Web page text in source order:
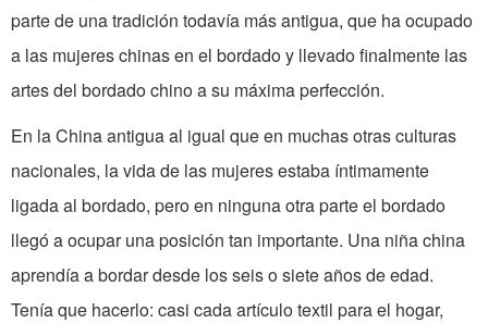
parte de una tradición todavía más antigua, que ha ocupado
a las mujeres chinas en el bordado y llevado finalmente las
artes del bordado chino a su máxima perfección.
En la China antigua al igual que en muchas otras culturas
nacionales, la vida de las mujeres estaba íntimamente
ligada al bordado, pero en ninguna otra parte el bordado
llegó a ocupar una posición tan importante. Una niña china
aprendía a bordar desde los seis o siete años de edad.
Tenía que hacerlo: casi cada artículo textil para el hogar,